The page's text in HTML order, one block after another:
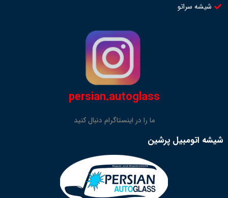
شیشه سراتو
persian.autoglass
ما را در اینستاگرام دنبال کنید
شیشه اتومبیل پرشین